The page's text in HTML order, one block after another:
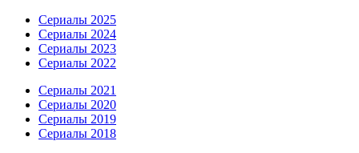
Сериалы 2025
Сериалы 2024
Сериалы 2023
Сериалы 2022
Сериалы 2021
Сериалы 2020
Сериалы 2019
Сериалы 2018